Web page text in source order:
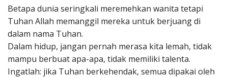
Betapa dunia seringkali meremehkan wanita tetapi
Tuhan Allah memanggil mereka untuk berjuang di
dalam nama Tuhan.
Dalam hidup, jangan pernah merasa kita lemah, tidak
mampu berbuat apa-apa, tidak memiliki talenta.
Ingatlah: jika Tuhan berkehendak, semua dipakai oleh